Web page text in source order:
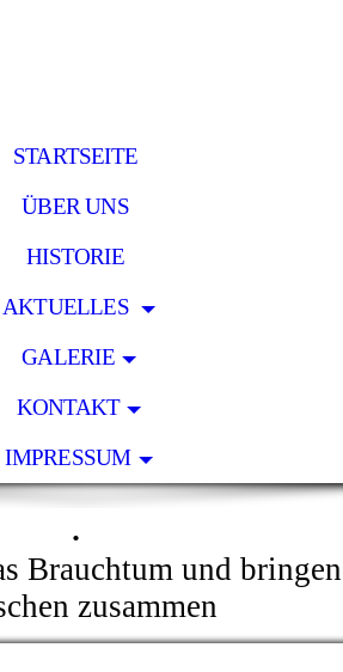
STARTSEITE
ÜBER UNS
HISTORIE
AKTUELLES
GALERIE
KONTAKT
IMPRESSUM
.
Brauchtum und bringen
zusammen